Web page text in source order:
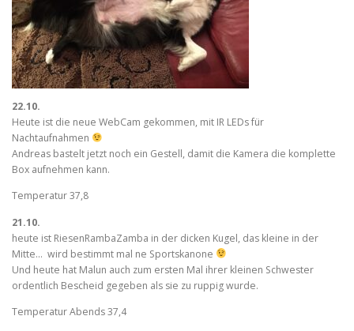
22.10.
Heute ist die neue WebCam gekommen, mit IR LEDs für
Nachtaufnahmen
Andreas bastelt jetzt noch ein Gestell, damit die Kamera die komplette
Box aufnehmen kann.
Temperatur 37,8
21.10.
heute ist RiesenRambaZamba in der dicken Kugel, das kleine in der
Mitte… wird bestimmt mal ne Sportskanone
Und heute hat Malun auch zum ersten Mal ihrer kleinen Schwester
ordentlich Bescheid gegeben als sie zu ruppig wurde.
Temperatur Abends 37,4